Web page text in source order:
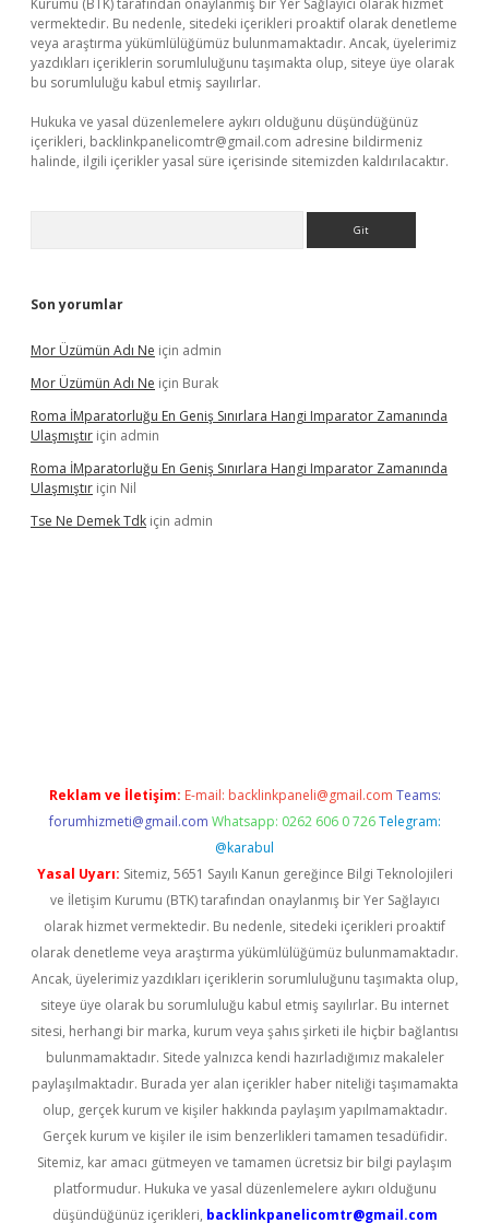
Kurumu (BTK) tarafından onaylanmış bir Yer Sağlayıcı olarak hizmet
vermektedir. Bu nedenle, sitedeki içerikleri proaktif olarak denetleme
veya araştırma yükümlülüğümüz bulunmamaktadır. Ancak, üyelerimiz
yazdıkları içeriklerin sorumluluğunu taşımakta olup, siteye üye olarak
bu sorumluluğu kabul etmiş sayılırlar.
Hukuka ve yasal düzenlemelere aykırı olduğunu düşündüğünüz
içerikleri, backlinkpanelicomtr@gmail.com adresine bildirmeniz
halinde, ilgili içerikler yasal süre içerisinde sitemizden kaldırılacaktır.
Son yorumlar
Mor Üzümün Adı Ne için admin
Mor Üzümün Adı Ne için Burak
Roma İMparatorluğu En Geniş Sınırlara Hangi Imparator Zamanında
Ulaşmıştır için admin
Roma İMparatorluğu En Geniş Sınırlara Hangi Imparator Zamanında
Ulaşmıştır için Nil
Tse Ne Demek Tdk için admin
Reklam ve İletişim: E-mail: backlinkpaneli@gmail.com Teams:
forumhizmeti@gmail.com Whatsapp: 0262 606 0 726 Telegram:
@karabul
Yasal Uyarı: Sitemiz, 5651 Sayılı Kanun gereğince Bilgi Teknolojileri
ve İletişim Kurumu (BTK) tarafından onaylanmış bir Yer Sağlayıcı
olarak hizmet vermektedir. Bu nedenle, sitedeki içerikleri proaktif
olarak denetleme veya araştırma yükümlülüğümüz bulunmamaktadır.
Ancak, üyelerimiz yazdıkları içeriklerin sorumluluğunu taşımakta olup,
siteye üye olarak bu sorumluluğu kabul etmiş sayılırlar. Bu internet
sitesi, herhangi bir marka, kurum veya şahıs şirketi ile hiçbir bağlantısı
bulunmamaktadır. Sitede yalnızca kendi hazırladığımız makaleler
paylaşılmaktadır. Burada yer alan içerikler haber niteliği taşımamakta
olup, gerçek kurum ve kişiler hakkında paylaşım yapılmamaktadır.
Gerçek kurum ve kişiler ile isim benzerlikleri tamamen tesadüfidir.
Sitemiz, kar amacı gütmeyen ve tamamen ücretsiz bir bilgi paylaşım
platformudur. Hukuka ve yasal düzenlemelere aykırı olduğunu
düşündüğünüz içerikleri, backlinkpanelicomtr@gmail.com